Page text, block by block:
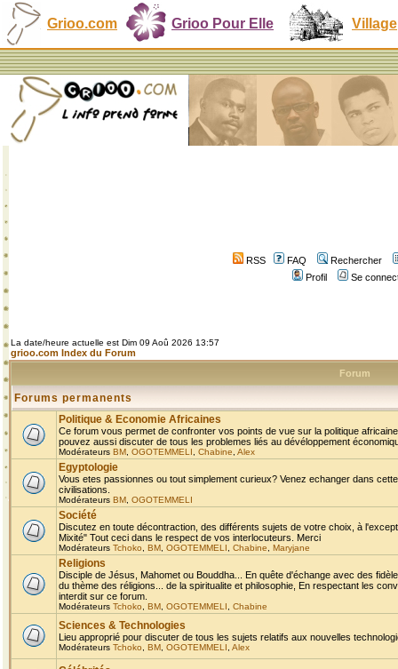
Grioo.com Grioo Pour Elle Village
RSS FAQ
Rechercher
Profil
Se
La date/heure actuelle est Dim 09 Aoû 2026 13:57
grioo.com Index du Forum
Forum
Forums permanents
Politique & Economie Africaines
Ce forum vous permet de confronter vos points de vue sur la politique
pouvez aussi discuter de tous les problemes liés au dévéloppement
Modérateurs BM OGOTEMMELI Chabine Alex
Egyptologie
Vous etes passionnes ou tout simplement curieux? Venez echanger dans
civilisations.
Modérateurs BM OGOTEMMELI
Société
Discutez en toute décontraction, des différents sujets de votre choix, à
Mixité" Tout ceci dans le respect de vos interlocuteurs. Merci
Modérateurs Tchoko BM OGOTEMMELI Chabine Maryjane
Religions
Disciple de Jésus, Mahomet ou Bouddha... En quête d'échange avec des
du thème des réligions... de la spiritualite et philosophie, En respectant les
interdit sur ce forum.
Modérateurs Tchoko BM OGOTEMMELI Chabine
Sciences & Technologies
Lieu approprié pour discuter de tous les sujets relatifs aux nouvelles
Modérateurs Tchoko BM OGOTEMMELI Alex